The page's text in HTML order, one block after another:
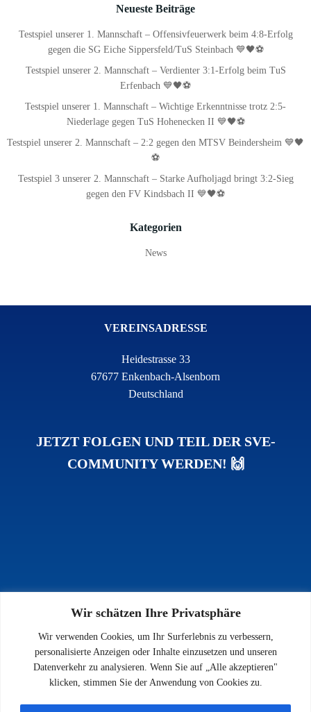
Wir schätzen Ihre Privatsphäre
Wir verwenden Cookies, um Ihr Surferlebnis zu verbessern,
personalisierte Anzeigen oder Inhalte einzusetzen und unseren
Datenverkehr zu analysieren. Wenn Sie auf „Alle akzeptieren"
klicken, stimmen Sie der Anwendung von Cookies zu.
Neueste Beiträge
Testspiel unserer 1. Mannschaft – Offensivfeuerwerk beim 4:8-Erfolg
gegen die SG Eiche Sippersfeld/TuS Steinbach 💙🖤⚽
Testspiel unserer 2. Mannschaft – Verdienter 3:1-Erfolg beim TuS
Erfenbach 💙🖤⚽
Testspiel unserer 1. Mannschaft – Wichtige Erkenntnisse trotz 2:5-
Niederlage gegen TuS Hohenecken II 💙🖤⚽
Testspiel unserer 2. Mannschaft – 2:2 gegen den MTSV Beindersheim 💙🖤
⚽
Testspiel 3 unserer 2. Mannschaft – Starke Aufholjagd bringt 3:2-Sieg
gegen den FV Kindsbach II 💙🖤⚽
Kategorien
News
VEREINSADRESSE
Heidestrasse 33
67677 Enkenbach-Alsenborn
Deutschland
JETZT FOLGEN UND TEIL DER SVE-
COMMUNITY WERDEN! 🙌
INFOS
Impressum
Datenschutz
Kontakt